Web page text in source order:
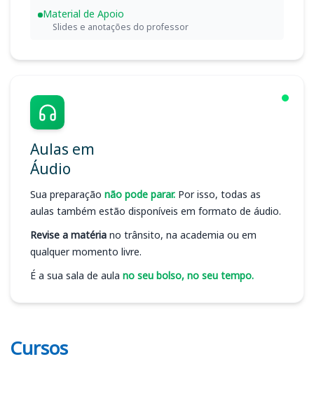
Material de Apoio
Slides e anotações do professor
Aulas em
Áudio
Sua preparação não pode parar. Por isso, todas as
aulas também estão disponíveis em formato de áudio.
Revise a matéria no trânsito, na academia ou em
qualquer momento livre.
É a sua sala de aula no seu bolso, no seu tempo.
Cursos